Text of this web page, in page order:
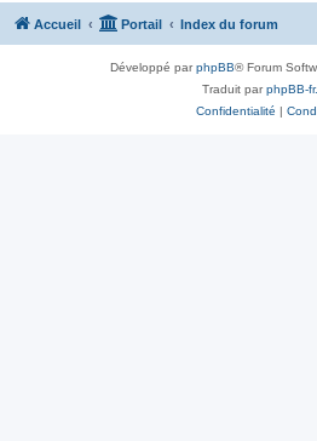
Accueil Portail Index du forum
Développé parphpBB® Forum
Traduit parphpBB-
Confidentialité |